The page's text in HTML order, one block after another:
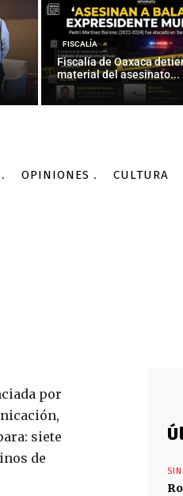
FISCALÍA
Fiscalía de Oaxaca
material del asesinato...
OPINIONES CULTURA
una
por
siete
de